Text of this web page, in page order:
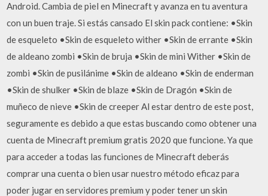
Android. Cambia de piel en Minecraft y avanza en tu aventura
con un buen traje. Si estás cansado El skin pack contiene: •Skin
de esqueleto •Skin de esqueleto wither •Skin de errante •Skin
de aldeano zombi •Skin de bruja •Skin de mini Wither •Skin de
zombi •Skin de pusilánime •Skin de aldeano •Skin de enderman
•Skin de shulker •Skin de blaze •Skin de Dragón •Skin de
muñeco de nieve •Skin de creeper Al estar dentro de este post,
seguramente es debido a que estas buscando como obtener una
cuenta de Minecraft premium gratis 2020 que funcione. Ya que
para acceder a todas las funciones de Minecraft deberás
comprar una cuenta o bien usar nuestro método eficaz para
poder jugar en servidores premium y poder tener un skin